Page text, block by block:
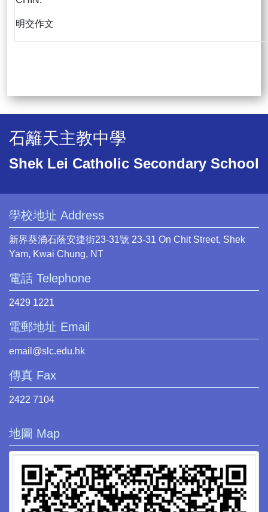
明交作文
石籬天主教中學
Shek Lei Catholic Secondary School
學校地址 Address
新界葵涌石蔭安捷街23-31號 23-31 On Chit Street, Shek
Yam, Kwai Chung, NT
電話 Telephone
2429 1221
電郵地址 Email
email@slc.edu.hk
傳真 Fax
2422 7104
地圖 Map